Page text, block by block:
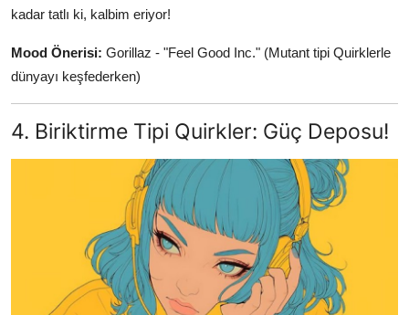
kadar tatlı ki, kalbim eriyor!
Mood Önerisi: Gorillaz - "Feel Good Inc." (Mutant tipi Quirklerle
dünyayı keşfederken)
4. Biriktirme Tipi Quirkler: Güç Deposu!